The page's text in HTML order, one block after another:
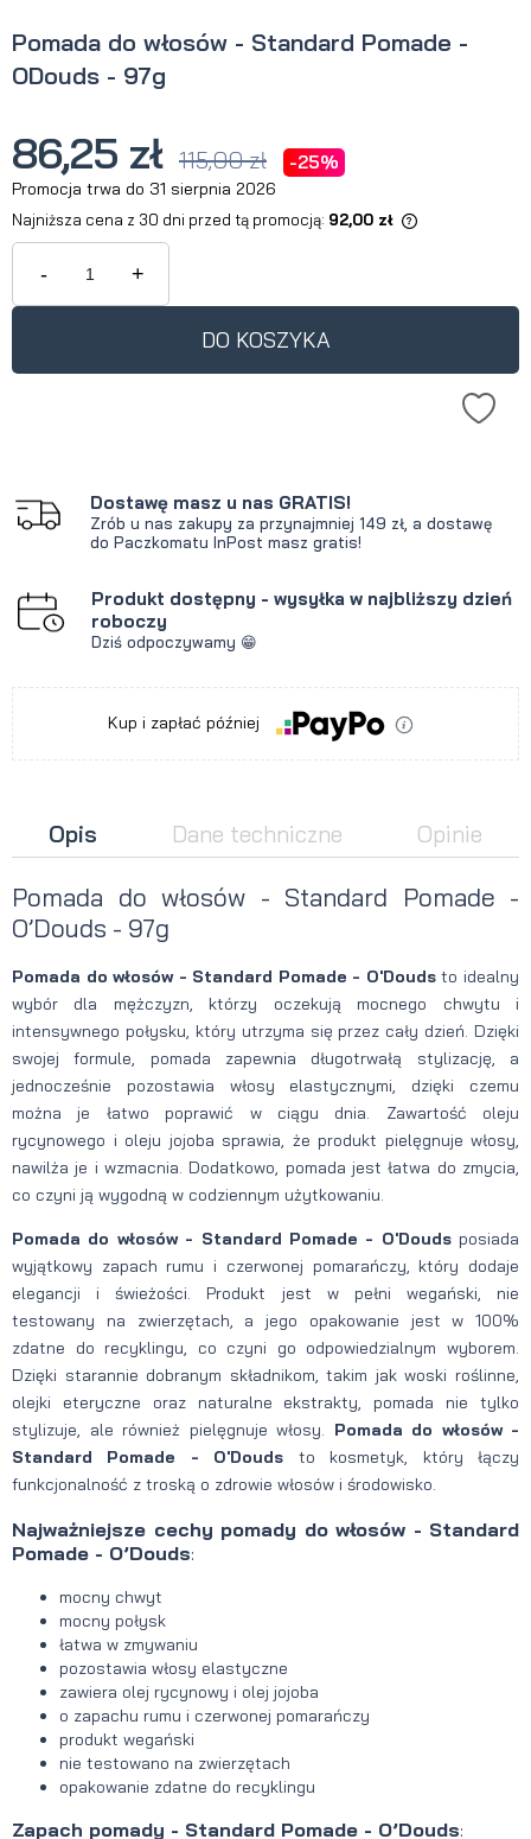
Pomada do włosów - Standard Pomade -
ODouds - 97g
86,25 zł 115,00 zł -25%
Promocja trwa do 31 sierpnia 2026
Najniższa cena z 30 dni przed tą promocją: 92,00 zł
Jeżeli produkt jest sprzedawany
krócej niż 30 dni, wyświetlana jest
produkt pojawił się w sprzedaży.
- +
DO KOSZYKA
Dostawę masz u nas GRATIS!
Zrób u nas zakupy za przynajmniej 149 zł, a dostawę
do Paczkomatu InPost masz gratis!
Produkt dostępny - wysyłka w najbliższy dzień
roboczy
Dziś odpoczywamy 😁
Kup i zapłać później
Opis Dane techniczne Opinie
Pomada do włosów - Standard Pomade -
O’Douds - 97g
Pomada do włosów - Standard Pomade - O'Doudsto idealny
wybór dla mężczyzn, którzy oczekują mocnego chwytu i
intensywnego połysku, który utrzyma się przez cały dzień. Dzięki
swojej formule, pomada zapewnia długotrwałą stylizację, a
jednocześnie pozostawia włosy elastycznymi, dzięki czemu
można je łatwo poprawić w ciągu dnia. Zawartość oleju
rycynowego i oleju jojoba sprawia, że produkt pielęgnuje włosy,
nawilża je i wzmacnia. Dodatkowo, pomada jest łatwa do zmycia,
co czyni ją wygodną w codziennym użytkowaniu.
Pomada do włosów - Standard Pomade - O'Douds posiada
wyjątkowy zapach rumu i czerwonej pomarańczy, który dodaje
elegancji i świeżości. Produkt jest w pełni wegański, nie
testowany na zwierzętach, a jego opakowanie jest w 100%
zdatne do recyklingu, co czyni go odpowiedzialnym wyborem.
Dzięki starannie dobranym składnikom, takim jak woski roślinne,
olejki eteryczne oraz naturalne ekstrakty, pomada nie tylko
stylizuje, ale również pielęgnuje włosy. Pomada do włosów -
Standard Pomade - O'Douds to kosmetyk, który łączy
funkcjonalność z troską o zdrowie włosów i środowisko.
Najważniejsze cechy pomady do włosów - Standard
Pomade - O’Douds:
mocny chwyt
mocny połysk
łatwa w zmywaniu
pozostawia włosy elastyczne
zawiera olej rycynowy i olej jojoba
o zapachu rumu i czerwonej pomarańczy
produkt wegański
nie testowano na zwierzętach
opakowanie zdatne do recyklingu
Zapach pomady - Standard Pomade - O’Douds: